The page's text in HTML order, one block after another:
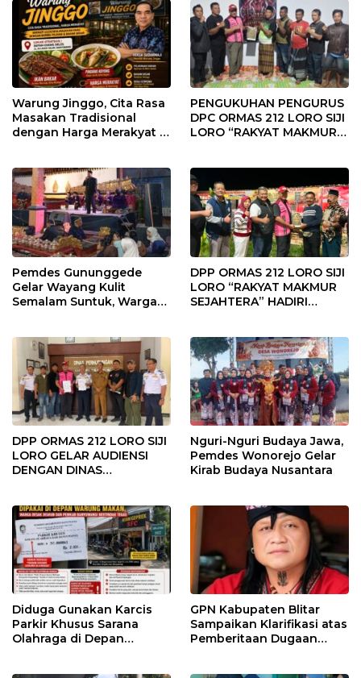
Pasir ASPIRASI MASYARAKAT
Warung Jinggo, Cita Rasa
Masakan Tradisional
dengan Harga Merakyat di
PENGUKUHAN PENGURUS
DPC ORMAS 212 LORO SIJI
LORO “RAKYAT MAKMUR
KOMITMEN PENGABDIAN
KEPADA MASYARAKAT
Pemdes Gununggede
Gelar Wayang Kulit
Semalam Suntuk, Warga
DPP ORMAS 212 LORO SIJI
LORO “RAKYAT MAKMUR
SEJAHTERA” HADIRI
KOTA KEDIRI, PERKUAT
KOMITMEN PENGAWALAN
KEBIJAKAN PUBLIK
DPP ORMAS 212 LORO SIJI
LORO GELAR AUDIENSI
DENGAN DINAS
PENINGKATAN
KESELAMATAN JALAN
Nguri-Nguri Budaya Jawa,
Pemdes Wonorejo Gelar
Kirab Budaya Nusantara
Diduga Gunakan Karcis
Parkir Khusus Sarana
Olahraga di Depan
GPN Kabupaten Blitar
Sampaikan Klarifikasi atas
Pemberitaan Dugaan